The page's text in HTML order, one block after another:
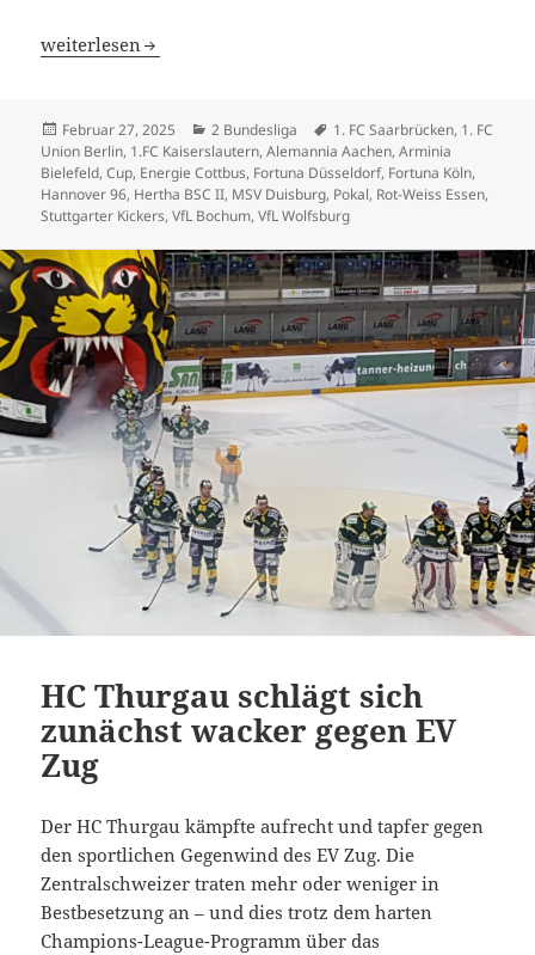
Arminia Bielefeld kann Geschichte schreiben – bisher
weiterlesen
Veröffentlicht
am
Februar 27, 2025 Kategorien
2 Bundesliga Schlagwörter
1. FC Saarbrücken, 1. FC
Union Berlin, 1.FC Kaiserslautern,Alemannia Aachen,Arminia
Bielefeld,Cup, Energie Cottbus, Fortuna Düsseldorf, Fortuna Köln,
Hannover 96, Hertha BSC II, MSV Duisburg, Pokal, Rot-Weiss Essen,
Stuttgarter Kickers,VfL Bochum,VfL Wolfsburg
HC Thurgau schlägt sich
zunächst wacker gegen EV
Zug
Der HC Thurgau kämpfte aufrecht und tapfer gegen
den sportlichen Gegenwind des EV Zug. Die
Zentralschweizer traten mehr oder weniger in
Bestbesetzung an – und dies trotz dem harten
Champions-League-Programm über das